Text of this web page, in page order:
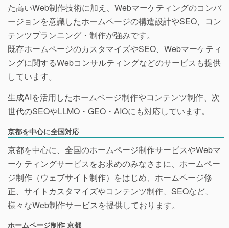
た高いWeb制作技術に加え、Webマーケティングのコンバ
ージョンを意識したホームページの構造設計やSEO、コン
テンツプランニング・制作が強みです。
既存ホームページのカスタマイズやSEO、Webマーケティ
ングに関するWebコンサルティングなどのサービスも提供
しています。
生成AIを活用したホームページ制作やコンテンツ制作、次
世代のSEOやLLMO・GEO・AIOにも対応しています。
京都を中心に全国対応
京都を中心に、全国のホームページ制作サービスやWebマ
ーケティングサービスをお求めのみなさまに、ホームペー
ジ制作（ウェブサイト制作）をはじめ、ホームページ修
正、サイトカスタマイズやコンテンツ制作、SEOなど、
様々なWeb制作サービスを提供しております。
ホームページ制作 京都